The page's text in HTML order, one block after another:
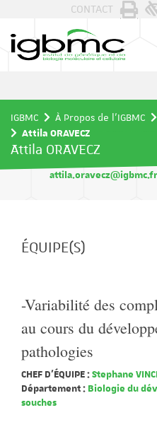
CONTACT
IGBMC À Propos de l'IGBMC
Attila ORAVECZ
Attila ORAVECZ
attila.oravecz@igbmc.fr
ÉQUIPE(S)
-Variabilité des
au cours du
pathologies
CHEF D'ÉQUIPE :Stephane
Département : Biologie du
souches
Panneau de gestion des cookies